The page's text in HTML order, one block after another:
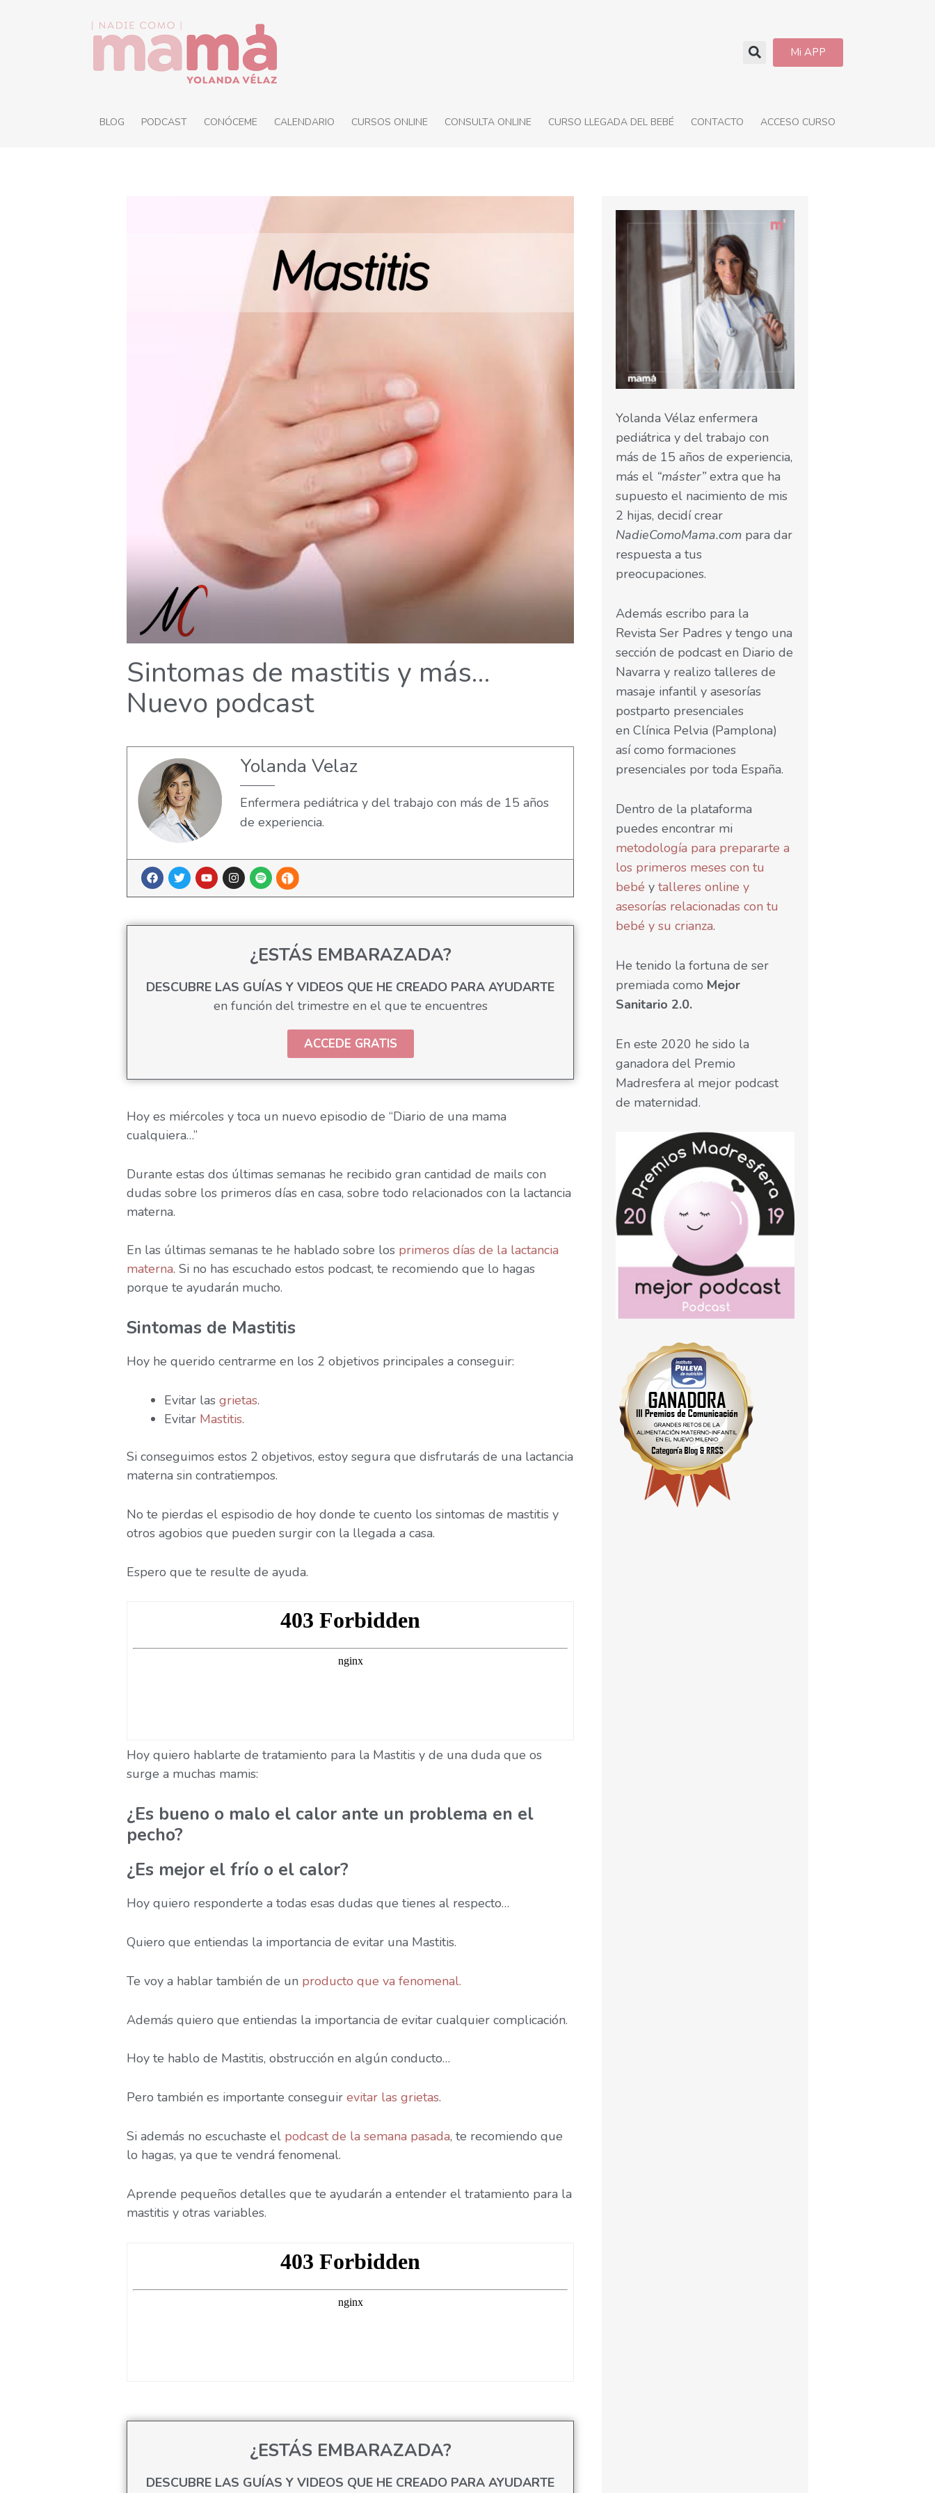
Mi APP
BLOG PODCAST CONÓCEME CALENDARIO CURSOS ONLINE CONSULTA ONLINE CURSO LLEGADA DEL BEBÉ CONTACTO ACCESO CURSO
Sintomas de mastitis y más…
Nuevo podcast
Yolanda Velaz
Enfermera pediátrica y del trabajo con más de 15 años
de experiencia.
¿ESTÁS EMBARAZADA?
DESCUBRE LAS GUÍAS Y VIDEOS QUE HE CREADO PARA AYUDARTE
en función del trimestre en el que te encuentres
ACCEDE GRATIS
Hoy es miércoles y toca un nuevo episodio de “Diario de una mama
cualquiera…”
Durante estas dos últimas semanas he recibido gran cantidad de mails con
dudas sobre los primeros días en casa, sobre todo relacionados con la lactancia
materna.
En las últimas semanas te he hablado sobre los primeros días de la lactancia
materna. Si no has escuchado estos podcast, te recomiendo que lo hagas
porque te ayudarán mucho.
Sintomas de Mastitis
Hoy he querido centrarme en los 2 objetivos principales a conseguir:
Evitar las grietas.
Evitar Mastitis.
Si conseguimos estos 2 objetivos, estoy segura que disfrutarás de una lactancia
materna sin contratiempos.
No te pierdas el espisodio de hoy donde te cuento los sintomas de mastitis y
otros agobios que pueden surgir con la llegada a casa.
Espero que te resulte de ayuda.
Hoy quiero hablarte de tratamiento para la Mastitis y de una duda que os
surge a muchas mamis:
¿Es bueno o malo el calor ante un problema en el
pecho?
¿Es mejor el frío o el calor?
Hoy quiero responderte a todas esas dudas que tienes al respecto…
Quiero que entiendas la importancia de evitar una Mastitis.
Te voy a hablar también de un producto que va fenomenal.
Además quiero que entiendas la importancia de evitar cualquier complicación.
Hoy te hablo de Mastitis, obstrucción en algún conducto…
Pero también es importante conseguir evitar las grietas.
Si además no escuchaste el podcast de la semana pasada, te recomiendo que
lo hagas, ya que te vendrá fenomenal.
Aprende pequeños detalles que te ayudarán a entender el tratamiento para la
mastitis y otras variables.
¿ESTÁS EMBARAZADA?
DESCUBRE LAS GUÍAS Y VIDEOS QUE HE CREADO PARA AYUDARTE
Yolanda Vélaz enfermera
pediátrica y del trabajo con
más de 15 años de experiencia,
más el “máster” extra que ha
supuesto el nacimiento de mis
2 hijas, decidí crear
NadieComoMama.com para dar
respuesta a tus
preocupaciones.
Además escribo para la
Revista Ser Padres y tengo una
sección de podcast en Diario de
Navarra y realizo talleres de
masaje infantil y asesorías
postparto presenciales
en Clínica Pelvia (Pamplona)
así como formaciones
presenciales por toda España.
Dentro de la plataforma
puedes encontrar mi
metodología para prepararte a
los primeros meses con tu
bebé ytalleres online y
asesorías relacionadas con tu
bebé y su crianza.
He tenido la fortuna de ser
premiada como Mejor
Sanitario 2.0.
En este 2020 he sido la
ganadora del Premio
Madresfera al mejor podcast
de maternidad.